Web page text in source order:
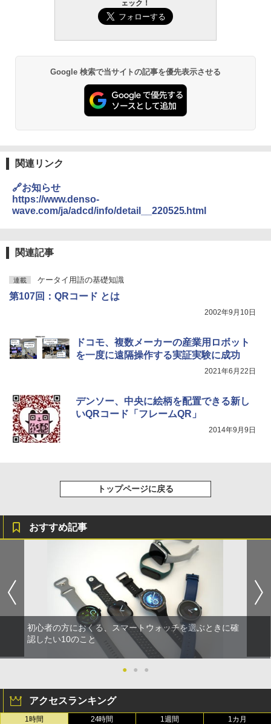
ェック！
Google 検索で当サイトの記事を優先表示させる
関連リンク
🔗お知らせ
https://www.denso-
wave.com/ja/adcd/info/detail__220525.html
関連記事
連載 ケータイ用語の基礎知識
第107回：QRコード とは
2002年9月10日
ドコモ、複数メーカーの産業用ロボット
を一度に遠隔操作する実証実験に成功
2021年6月22日
デンソー、中央に絵柄を配置できる新し
いQRコード「フレームQR」
2014年9月9日
トップページに戻る
おすすめ記事
初心者の方におくる、スマートウォッチを選ぶときに確
認したい10のこと
● ● ●
アクセスランキング
1時間 24時間 1週間 1カ月